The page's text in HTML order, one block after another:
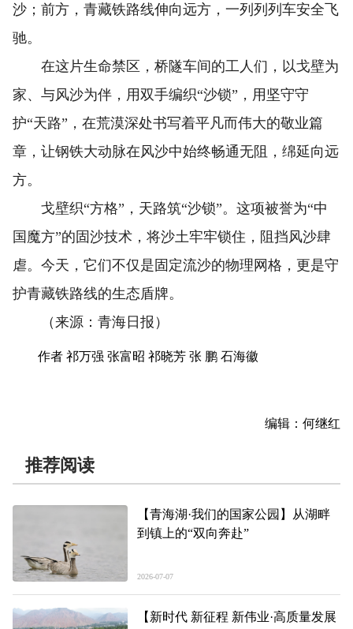
沙；前方，青藏铁路线伸向远方，一列列列车安全飞
驰。
在这片生命禁区，桥隧车间的工人们，以戈壁为
家、与风沙为伴，用双手编织“沙锁”，用坚守守
护“天路”，在荒漠深处书写着平凡而伟大的敬业篇
章，让钢铁大动脉在风沙中始终畅通无阻，绵延向远
方。
戈壁织“方格”，天路筑“沙锁”。这项被誉为“中
国魔方”的固沙技术，将沙土牢牢锁住，阻挡风沙肆
虐。今天，它们不仅是固定流沙的物理网格，更是守
护青藏铁路线的生态盾牌。
（来源：青海日报）
作者 祁万强 张富昭 祁晓芳 张 鹏 石海徽
编辑：何继红
推荐阅读
【青海湖·我们的国家公园】从湖畔
到镇上的“双向奔赴”
2026-07-07
【新时代 新征程 新伟业·高质量发展